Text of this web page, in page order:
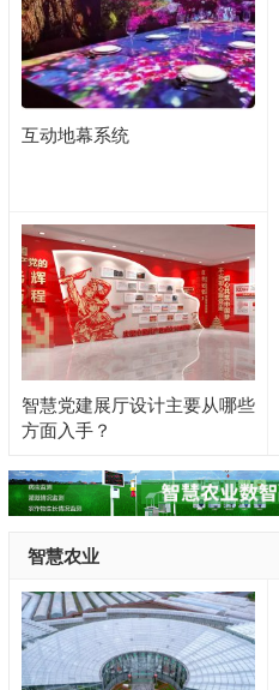
互动地幕系统
智慧党建展厅设计主要从哪些
方面入手？
智慧农业